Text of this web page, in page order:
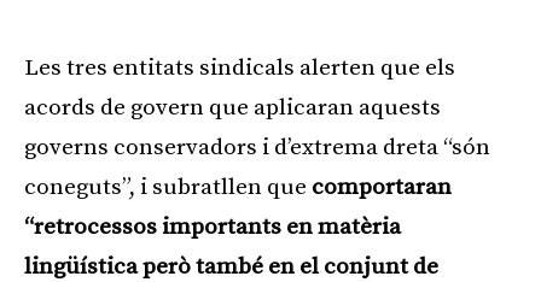
Les tres entitats sindicals alerten que els
acords de govern que aplicaran aquests
governs conservadors i d’extrema dreta “són
coneguts”, i subratllen que comportaran
“retrocessos importants en matèria
lingüística però també en el conjunt de